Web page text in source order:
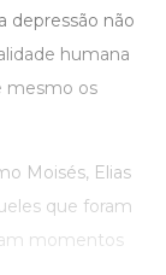
depressão não
humana
mesmo os
Moisés, Elias
que foram
momentos